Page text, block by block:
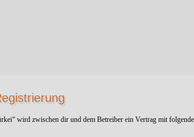
wird zwischen dir und dem Betreiber ein Vertrag mit